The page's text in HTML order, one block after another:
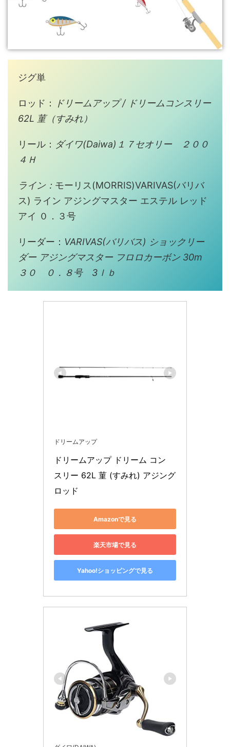
ジグ単
ロッド：
ドリームアップ / ドリームコンスリー
62L 菫（すみれ）
リール： ダイワ(Daiwa)１７セオリー ２００
４Ｈ
ライン： モーリス(MORRIS)VARIVAS(バリバ
ス) ライン アジングマスター エステル レッド
アイ ０．３号
リーダー： VARIVAS(バリバス) ショックリー
ダー アジングマスター フロロカーボン 30m
３０ ０．８号 3ｌｂ
ドリームアップ
ドリームアップ ドリーム コン
スリー 62L 菫 (すみれ) アジング
ロッド
Amazonで見る
楽天市場で見る
Yahoo!ショッピングで見る